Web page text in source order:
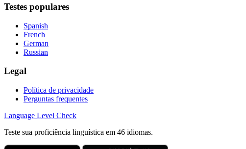
Testes populares
Spanish
French
German
Russian
Legal
Política de privacidade
Perguntas frequentes
Language Level Check
Teste sua proficiência linguística em 46 idiomas.